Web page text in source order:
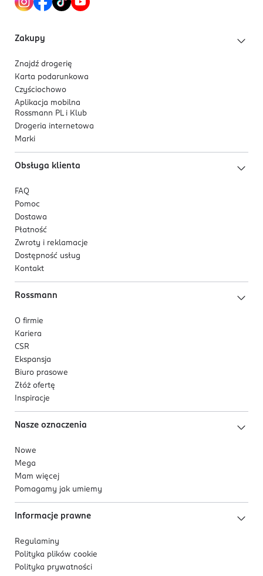
Zakupy
Znajdź drogerię
Karta podarunkowa
Czyściochowo
Aplikacja mobilna
Rossmann PL i Klub
Drogeria internetowa
Marki
Obsługa klienta
FAQ
Pomoc
Dostawa
Płatność
Zwroty i reklamacje
Dostępność usług
Kontakt
Rossmann
O firmie
Kariera
CSR
Ekspansja
Biuro prasowe
Złóż ofertę
Inspiracje
Nasze oznaczenia
Nowe
Mega
Mam więcej
Pomagamy jak umiemy
Informacje prawne
Regulaminy
Polityka plików cookie
Polityka prywatności